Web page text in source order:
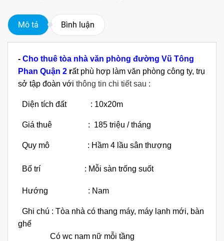
Mô tả Bình luận
- C ho thuê tòa nhà văn phòng đường Vũ Tông
Phan Quận 2 rất phù hợp làm văn phòng công ty, trụ
sở tập đoàn với thông tin chi tiết sau :
Diện tích đất : 10x20m
Giá thuê : 185 triệu / tháng
Quy mô : Hầm 4 lầu sân thượng
Bố trí : Mỗi sàn trống suốt
Hướng : Nam
Ghi chú : Tòa nhà có thang máy, máy lạnh mới, bàn
ghế
Có wc nam nữ mỗi tầng